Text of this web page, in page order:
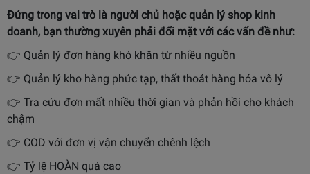
Đứng trong vai trò là người chủ hoặc quản lý shop kinh
doanh, bạn thường xuyên phải đối mặt với các vấn đề như:
👉 Quản lý đơn hàng khó khăn từ nhiều nguồn
👉 Quản lý kho hàng phức tạp, thất thoát hàng hóa vô lý
👉 Tra cứu đơn mất nhiều thời gian và phản hồi cho khách
chậm
👉 COD với đơn vị vận chuyển chênh lệch
👉 Tỷ lệ HOÀN quá cao